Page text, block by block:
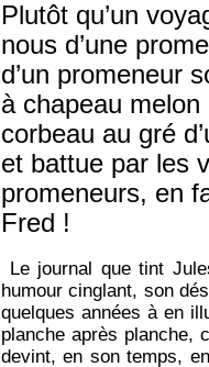
Plutôt qu’un
nous d’une
d’un promeneur
à chapeau
corbeau au gré
et battue par les
promeneurs, en
Fred !
Le journal que tint
humour cinglant, son
quelques années à en
planche après planche,
devint, en son temps,